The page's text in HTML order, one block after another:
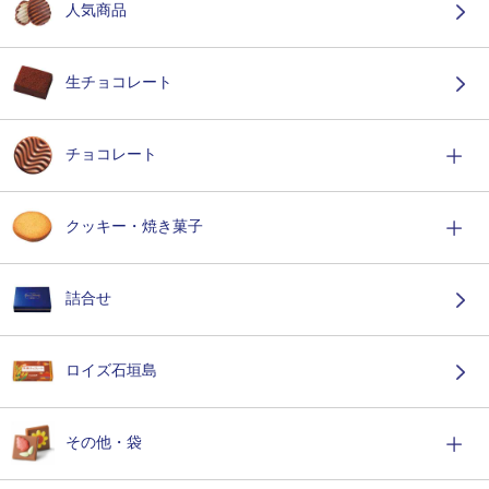
人気商品
生チョコレート
チョコレート
クッキー・焼き菓子
詰合せ
ロイズ石垣島
その他・袋